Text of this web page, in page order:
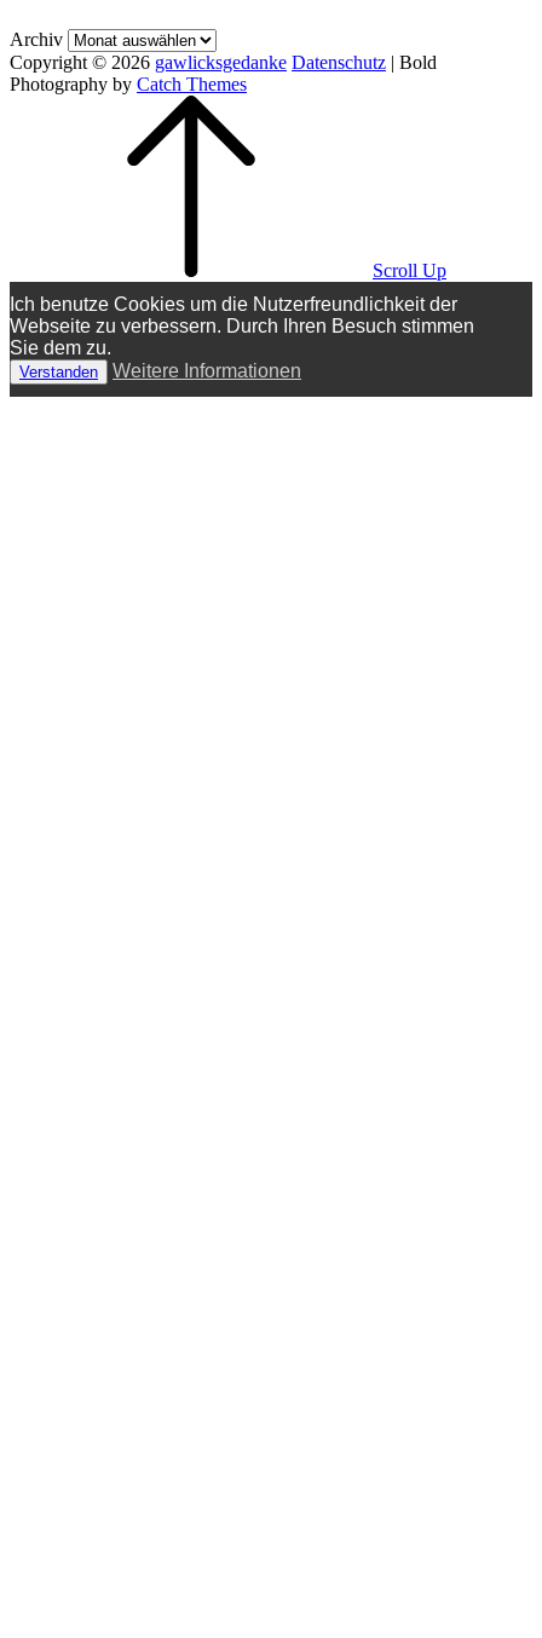
Archiv
Copyright © 2026 gawlicksgedanke Datenschutz | Bold
Photography by Catch Themes
Scroll Up
Ich benutze Cookies um die Nutzerfreundlichkeit der
Webseite zu verbessern. Durch Ihren Besuch stimmen
Sie dem zu.
Verstanden Weitere Informationen